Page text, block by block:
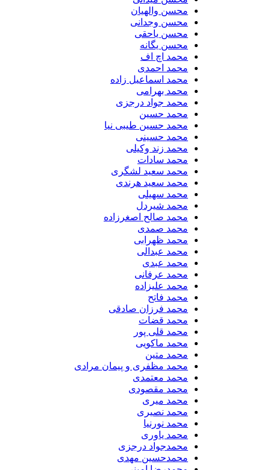
محسن والهیان
محسن وجدانی
محسن یاحقی
محسن یگانه
محمد اچ اف
محمد احمدی
محمد اسماعیل زاده
محمد بهرامی
محمد جواد درجزی
محمد حسین
محمد حسین طیبی نیا
محمد حسینی
محمد زند وکیلی
محمد سادات
محمد سعید لشگری
محمد سعید هرندی
محمد سهیلی
​محمد شیردل
محمد صالح اصغرزاده
محمد صمدی
محمد ظهرابی
محمد عبدالی
محمد عبدی
محمد عرفانی
محمد علیزاده
محمد فاتح
محمد فرزان صادقی
محمد قضات
محمد قلی پور
محمد ماکویی
محمد متین
محمد مظفری و پیمان مرادی
محمد معتمدی
محمد مقصودی
محمد میری
محمد نصیری
محمد نورنیا
محمد یاوری
محمدجواد درجزی
محمدحسین مهدی